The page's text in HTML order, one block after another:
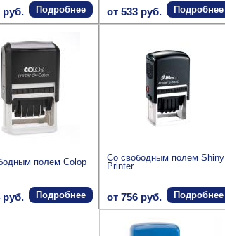
руб. Подробнее от 533 руб. Подробнее
полем Colop
руб. Подробнее
Со свободным полем Shiny
Printer
от 756 руб. Подробнее